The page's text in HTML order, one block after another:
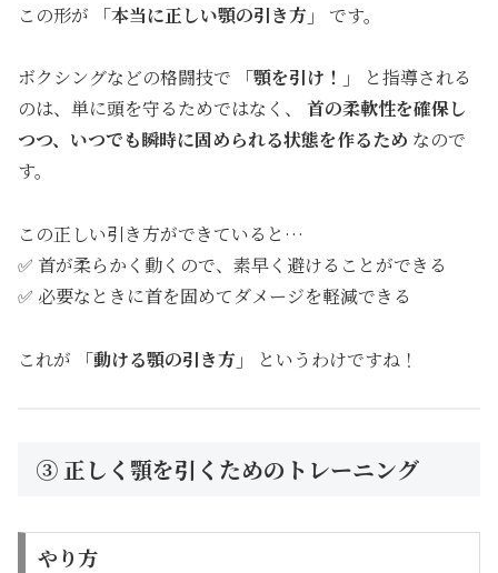
この形が 「本当に正しい顎の引き方」 です。
ボクシングなどの格闘技で 「顎を引け！」
と指導される
のは、単に頭を守るためではなく、 首の柔軟性を確保し
つつ、いつでも瞬時に固められる状態を作るため なので
す。
この正しい引き方ができていると…
✅ 首が柔らかく動くので、素早く避けることができる
✅ 必要なときに首を固めてダメージを軽減できる
これが 「動ける顎の引き方」 というわけですね！
③ 正しく顎を引くためのトレーニング
やり方